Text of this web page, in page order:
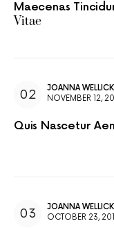
Maecenas
Vitae
JOANNA WELLICK
NOVEMBER 12,
Quis Nascetur
JOANNA WELLICK
OCTOBER 23,